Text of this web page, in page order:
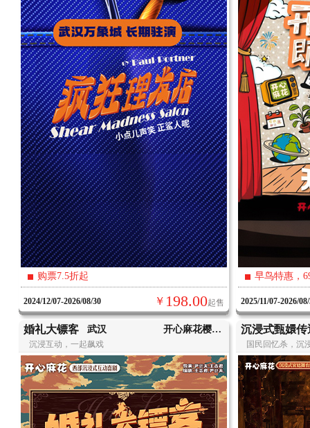
购票7.5折起
2024/12/07-2026/08/30 起售
198.00
￥
早鸟特惠，
2025/11/07-2026/
婚礼大镖客 武汉 开心麻花樱花剧场
沉浸互动，一起飙戏
沉浸式甄嬛传
国民回忆杀，沉